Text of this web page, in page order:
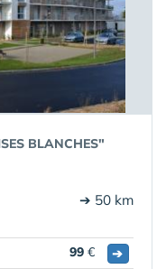
BLANCHES"
➔ 50 km
99 €
➔